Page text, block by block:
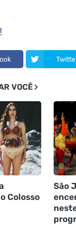
VOCÊ
Colosso
São